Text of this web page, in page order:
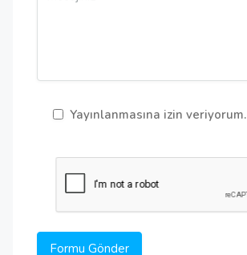
Yayınlanmasına izin veriyorum.